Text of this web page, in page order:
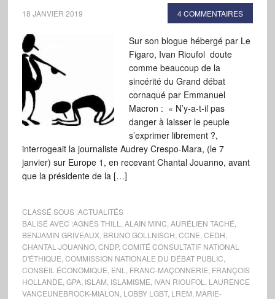
18 JANVIER 2019 4 COMMENTAIRES
Sur son blogue hébergé par Le
Figaro, Ivan Rioufol doute
comme beaucoup de la
sincérité du Grand débat
cornaqué par Emmanuel
Macron : « N’y-a-t-il pas
danger à laisser le peuple
s’exprimer librement ?,
interrogeait la journaliste Audrey Crespo-Mara, (le 7
janvier) sur Europe 1, en recevant Chantal Jouanno, avant
que la présidente de la […]
CLASSÉ SOUS :ACTUALITÉS
BALISÉ AVEC :AGNÈS THILL ALAIN MINC AURÉLIEN TACHÉ
BENJAMIN GRIVEAUX, BRUNO GOLLNISCH CCNE CEDH
CHANTAL JOUANNO, CNDP, COMITÉ CONSULTATIF NATIONAL
D'ÉTHIQUE COMMISSION NATIONALE DU DÉBAT PUBLIC
CONSEIL ÉCONOMIQUE ENL FRANC-MAÇONNERIE FRANÇOIS
HOLLANDE GPA, ISLAM ISLAMISME IVAN RIOUFOL
LAURENCE
VANCEUNEBROCK-MIALON LOBBY LGBT, LREM MARIE-